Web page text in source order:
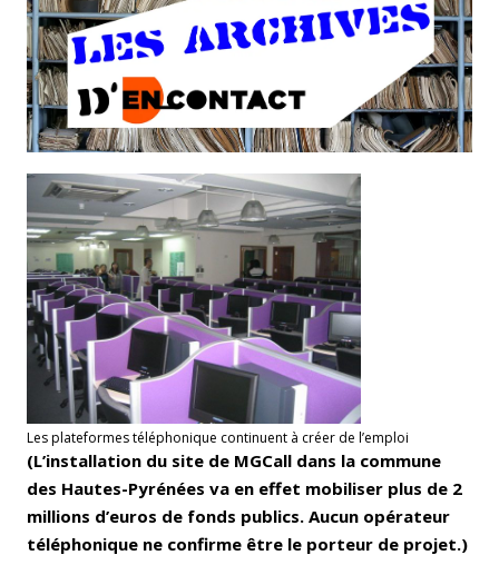
Email Facebook LinkedIn
Bluesky
Les plateformes téléphonique continuent à créer de l’emploi
(L’installation du site de MGCall dans la commune
des Hautes-Pyrénées va en effet mobiliser plus de 2
millions d’euros de fonds publics. Aucun opérateur
téléphonique ne confirme être le porteur de projet.)